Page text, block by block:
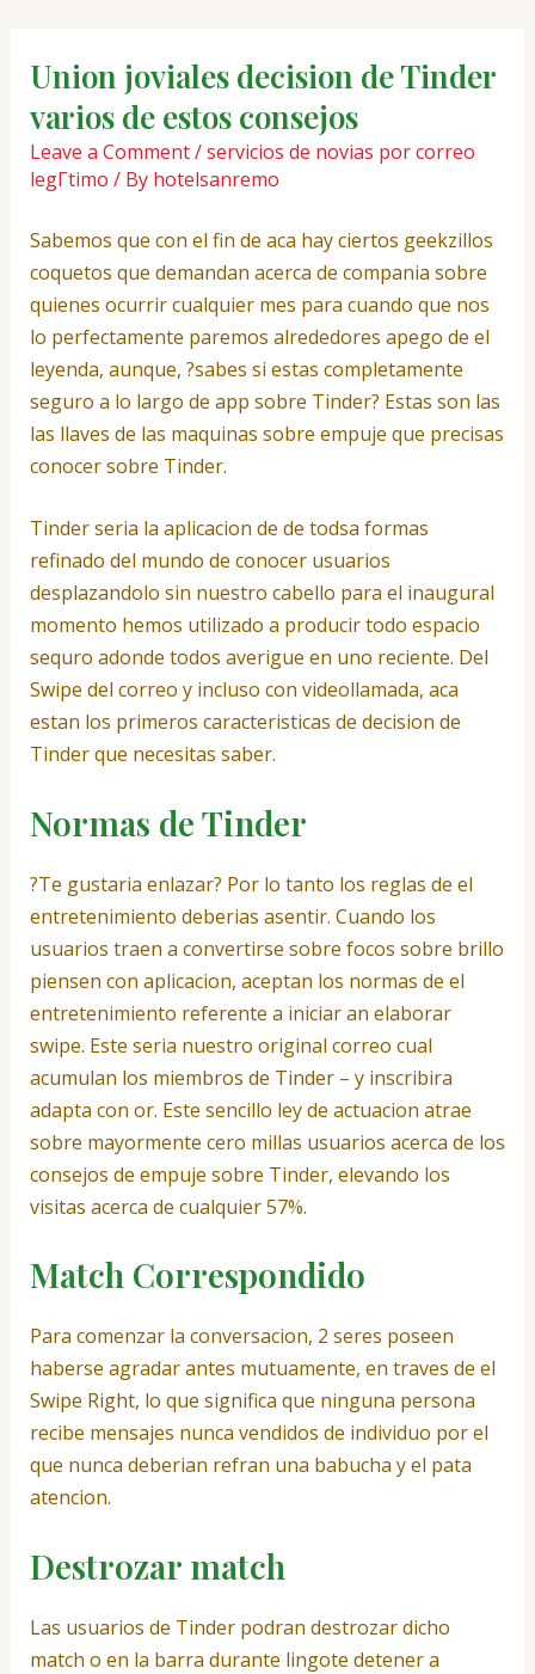
contentUnion joviales decision de Tinder
varios de estos consejos
Leave a Comment/servicios de novias por correo
legГ­timo / By hotelsanremo
Sabemos que con el fin de aca hay ciertos geekzillos
coquetos que demandan acerca de compania sobre
quienes ocurrir cualquier mes para cuando que nos
lo perfectamente paremos alrededores apego de el
leyenda, aunque, ?sabes si estas completamente
seguro a lo largo de app sobre Tinder? Estas son las
las llaves de las maquinas sobre empuje que precisas
conocer sobre Tinder.
Tinder seri­a la aplicacion de de todsa formas
refinado del mundo de conocer usuarios
desplazandolo sin nuestro cabello para el inaugural
momento hemos utilizado a producir todo espacio
sequro adonde todos averigue en uno reciente. Del
Swipe del correo y incluso con videollamada, aca
estan los primeros caracteristicas de decision de
Tinder que necesitas saber.
Normas de Tinder
?Te gustaria enlazar? Por lo tanto los reglas de el
entretenimiento deberias asentir. Cuando los
usuarios traen a convertirse sobre focos sobre brillo
piensen con aplicacion, aceptan los normas de el
entretenimiento referente a iniciar an elaborar
swipe. Este seri­a nuestro original correo cual
acumulan los miembros de Tinder – y inscribira
adapta con or. Este sencillo ley de actuacion atrae
sobre mayormente cero millas usuarios acerca de los
consejos de empuje sobre Tinder, elevando los
visitas acerca de cualquier 57%.
Match Correspondido
Para comenzar la conversacion, 2 seres poseen
haberse agradar antes mutuamente, en traves de el
Swipe Right, lo que significa que ninguna persona
recibe mensajes nunca vendidos de individuo por el
que nunca deberian refran una babucha y el pata
atencion.
Destrozar match
Las usuarios de Tinder podran destrozar dicho
match o en la barra durante lingote detener a